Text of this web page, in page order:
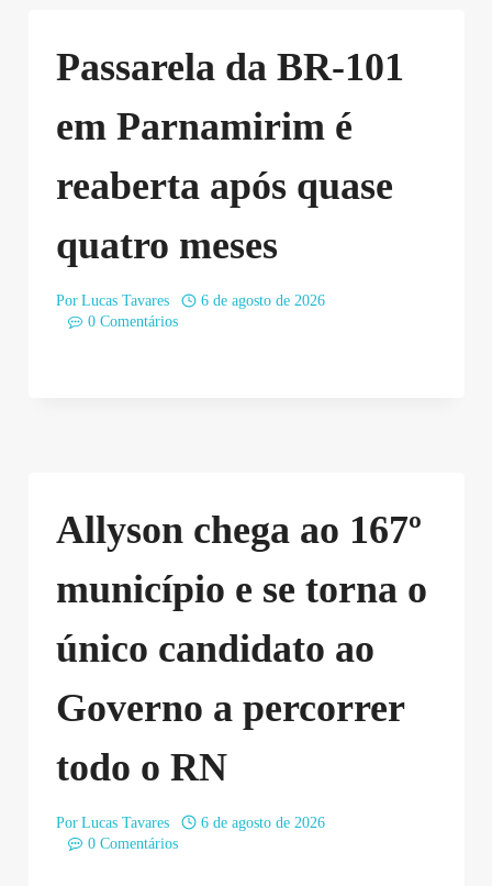
Passarela da BR-101
em Parnamirim é
reaberta após quase
quatro meses
Por Lucas Tavares
6 de agosto de 2026
0 Comentários
Allyson chega ao 167º
município e se torna o
único candidato ao
Governo a percorrer
todo o RN
Por Lucas Tavares
6 de agosto de 2026
0 Comentários